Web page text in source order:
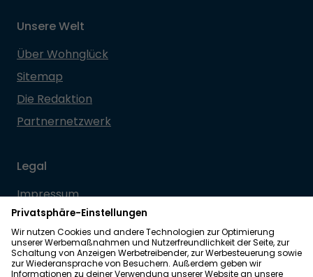
Unsere Welt
Über Wohnglück
Sitemap
Die Redaktion
Partnernetzwerk
Legal
Impressum
Datenschutz
Allgemeine Geschäftsbedingungen
Barrierefreiheit